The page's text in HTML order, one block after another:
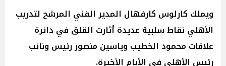
ويملك كارلوس كارفهال المدير الفني المرشح لتدريب
الأهلي نقاط سلبية عديدة أثارت القلق في دائرة
علاقات محمود الخطيب وياسين منصور رئيس ونائب
رئيس الأهلي في الأيام الأخيرة.